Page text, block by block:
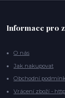
Informace pro
O nás
Jak nakupovat
Obchodní
Vrácení zboží -